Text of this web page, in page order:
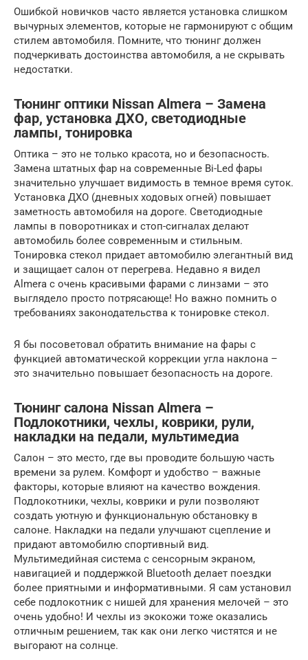
Ошибкой новичков часто является установка слишком
вычурных элементов, которые не гармонируют с общим
стилем автомобиля. Помните, что тюнинг должен
подчеркивать достоинства автомобиля, а не скрывать
недостатки.
Тюнинг оптики Nissan Almera – Замена
фар, установка ДХО, светодиодные
лампы, тонировка
Оптика – это не только красота, но и безопасность.
Замена штатных фар на современные Bi-Led фары
значительно улучшает видимость в темное время суток.
Установка ДХО (дневных ходовых огней) повышает
заметность автомобиля на дороге. Светодиодные
лампы в поворотниках и стоп-сигналах делают
автомобиль более современным и стильным.
Тонировка стекол придает автомобилю элегантный вид
и защищает салон от перегрева. Недавно я видел
Almera с очень красивыми фарами с линзами – это
выглядело просто потрясающе! Но важно помнить о
требованиях законодательства к тонировке стекол.
Я бы посоветовал обратить внимание на фары с
функцией автоматической коррекции угла наклона –
это значительно повышает безопасность на дороге.
Тюнинг салона Nissan Almera –
Подлокотники, чехлы, коврики, рули,
накладки на педали, мультимедиа
Салон – это место, где вы проводите большую часть
времени за рулем. Комфорт и удобство – важные
факторы, которые влияют на качество вождения.
Подлокотники, чехлы, коврики и рули позволяют
создать уютную и функциональную обстановку в
салоне. Накладки на педали улучшают сцепление и
придают автомобилю спортивный вид.
Мультимедийная система с сенсорным экраном,
навигацией и поддержкой Bluetooth делает поездки
более приятными и информативными. Я сам установил
себе подлокотник с нишей для хранения мелочей – это
очень удобно! И чехлы из экокожи тоже оказались
отличным решением, так как они легко чистятся и не
выгорают на солнце.